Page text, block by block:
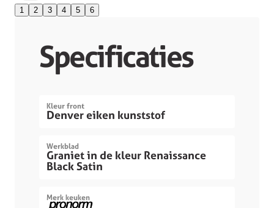
1 2 3 4 5 6
Specificaties
Kleur front
Denver eiken kunststof
Werkblad
Graniet in de kleur Renaissance
Black Satin
Merk keuken